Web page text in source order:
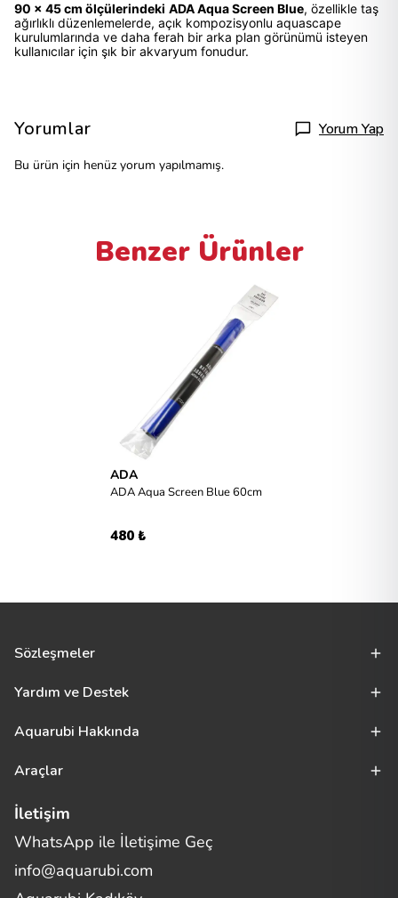
90 x 45 cm ölçülerindeki ADA Aqua Screen Blue, özellikle taş
ağırlıklı düzenlemelerde, açık kompozisyonlu aquascape
kurulumlarında ve daha ferah bir arka plan görünümü isteyen
kullanıcılar için şık bir akvaryum fonudur.
Yorumlar Yorum Yap
Bu ürün için henüz yorum yapılmamış.
Benzer Ürünler
ADA
ADA Aqua Screen Blue 60cm
480 ₺
Sözleşmeler
Yardım ve Destek
Aquarubi Hakkında
Araçlar
İletişim
WhatsApp ile İletişime Geç
info@aquarubi.com
Merhaba! Size nasıl yardımcı
olabilirim?